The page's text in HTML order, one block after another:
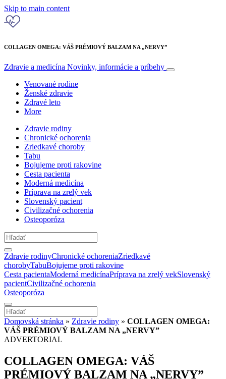
Skip to main content
COLLAGEN OMEGA: VÁŠ PRÉMIOVÝ BALZAM NA „NERVY”
Zdravie a medicína Novinky, informácie a príbehy
Venované rodine
Ženské zdravie
Zdravé leto
More
Zdravie rodiny
Chronické ochorenia
Zriedkavé choroby
Tabu
Bojujeme proti rakovine
Cesta pacienta
Moderná medicína
Príprava na zrelý vek
Slovenský pacient
Civilizačné ochorenia
Osteoporóza
Zdravie rodinyChronické ochoreniaZriedkavé
chorobyTabuBojujeme proti rakovine
Cesta pacientaModerná medicínaPríprava na zrelý vekSlovenský
pacientCivilizačné ochorenia
Osteoporóza
Domovská stránka » Zdravie rodiny » COLLAGEN OMEGA:
VÁŠ PRÉMIOVÝ BALZAM NA „NERVY”
ADVERTORIAL
COLLAGEN OMEGA: VÁŠ
PRÉMIOVÝ BALZAM NA „NERVY”